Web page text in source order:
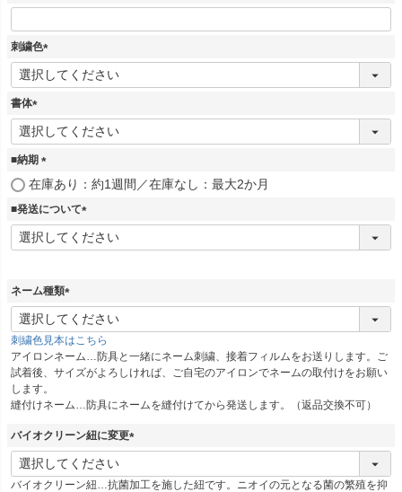
刺繍色
(
必
書体
(
必
須
■納期
(
須
)
在庫あり：約1週間／在庫なし：最大2か月
■発送について
(
必
ネーム種類
(
必
須
)
刺繍色見本はこちら
アイロンネーム…防具と一緒にネーム刺繍、接着フィルムをお送りします。ご
試着後、サイズがよろしければ、ご自宅のアイロンでネームの取付けをお願い
します。
縫付けネーム…防具にネームを縫付けてから発送します。（返品交換不可）
バイオクリーン紐に変更
(
須
バイオクリーン紐…抗菌加工を施した紐です。ニオイの元となる菌の繁殖を抑